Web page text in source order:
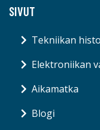
SIVUT
Tekniikan
Elektroniikan
Aikamatka
Blogi